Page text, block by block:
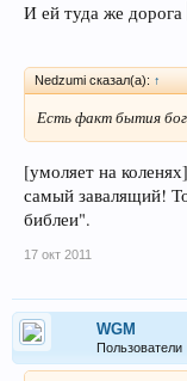
И ей туда же дорога
Nedzumi сказал(а): ↑
Есть факт бытия
[умоляет на
самый завалящий!
библеи".
17 окт 2011
WGM
Пользователи